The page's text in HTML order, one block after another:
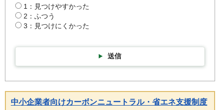
1：見つけやすかった
2：ふつう
3：見つけにくかった
送信
中小企業者向けカーボンニュートラル・省エネ支援制度